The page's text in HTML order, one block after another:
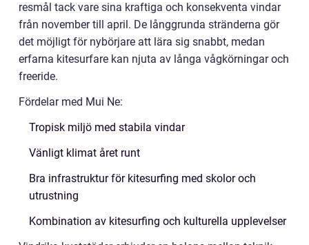
resmål tack vare sina kraftiga och konsekventa vindar
från november till april. De långgrunda stränderna gör
det möjligt för nybörjare att lära sig snabbt, medan
erfarna kitesurfare kan njuta av långa vågkörningar och
freeride.
Fördelar med Mui Ne:
Tropisk miljö med stabila vindar
Vänligt klimat året runt
Bra infrastruktur för kitesurfing med skolor och
utrustning
Kombination av kitesurfing och kulturella upplevelser